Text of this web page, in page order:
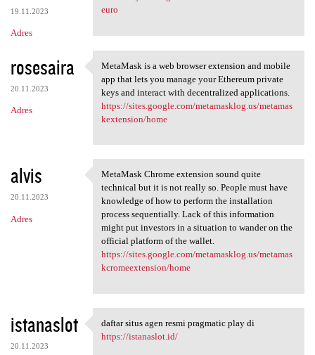
19.11.2023
Adres
euro
rosesaira
20.11.2023
Adres
MetaMask is a web browser
MetaMask is a web browser extension and mobile
app that lets you manage your Ethereum private
keys and interact with decentralized applications.
https://sites.google.com/metamasklog.us/metamas
kextension/home
alvis
20.11.2023
Adres
MetaMask Chrome extension
MetaMask Chrome extension sound quite
technical but it is not really so. People must have
knowledge of how to perform the installation
process sequentially. Lack of this information
might put investors in a situation to wander on the
official platform of the wallet.
https://sites.google.com/metamasklog.us/metamas
kcromeextension/home
istanaslot
20.11.2023
daftar situs agen resmi
daftar situs agen resmi pragmatic play di
https://istanaslot.id/